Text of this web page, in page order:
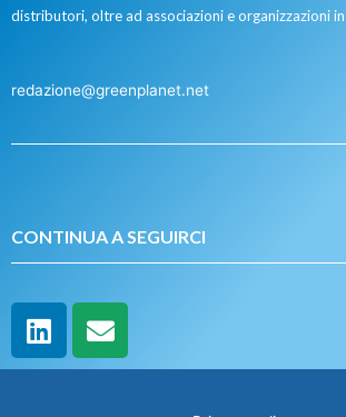
distributori, oltre ad associazioni e organizzazioni
redazione@greenplanet.net
CONTINUA A SEGUIRCI